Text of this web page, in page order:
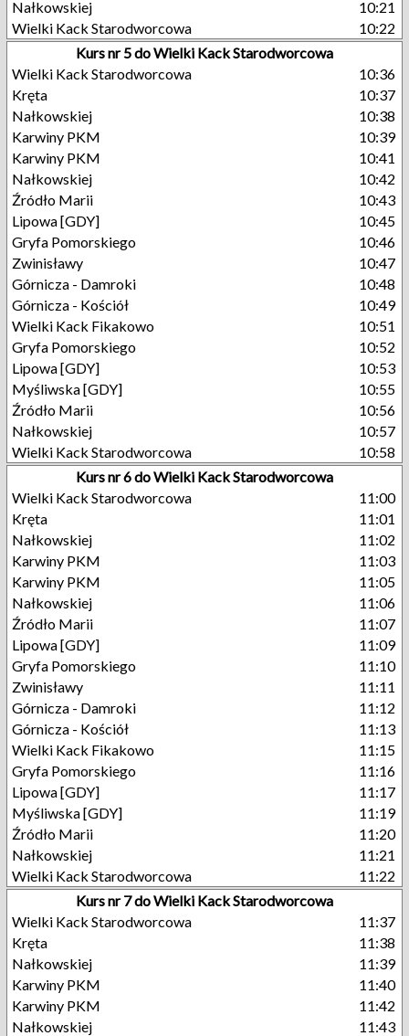
Nałkowskiej
10:21
Wielki Kack Starodworcowa
10:22
Kurs nr 5 do Wielki Kack Starodworcowa
Wielki Kack Starodworcowa
10:36
Kręta
10:37
Nałkowskiej
10:38
Karwiny PKM
10:39
Karwiny PKM
10:41
Nałkowskiej
10:42
Źródło Marii
10:43
Lipowa [GDY]
10:45
Gryfa Pomorskiego
10:46
Zwinisławy
10:47
Górnicza - Damroki
10:48
Górnicza - Kościół
10:49
Wielki Kack Fikakowo
10:51
Gryfa Pomorskiego
10:52
Lipowa [GDY]
10:53
Myśliwska [GDY]
10:55
Źródło Marii
10:56
Nałkowskiej
10:57
Wielki Kack Starodworcowa
10:58
Kurs nr 6 do Wielki Kack Starodworcowa
Wielki Kack Starodworcowa
11:00
Kręta
11:01
Nałkowskiej
11:02
Karwiny PKM
11:03
Karwiny PKM
11:05
Nałkowskiej
11:06
Źródło Marii
11:07
Lipowa [GDY]
11:09
Gryfa Pomorskiego
11:10
Zwinisławy
11:11
Górnicza - Damroki
11:12
Górnicza - Kościół
11:13
Wielki Kack Fikakowo
11:15
Gryfa Pomorskiego
11:16
Lipowa [GDY]
11:17
Myśliwska [GDY]
11:19
Źródło Marii
11:20
Nałkowskiej
11:21
Wielki Kack Starodworcowa
11:22
Kurs nr 7 do Wielki Kack Starodworcowa
Wielki Kack Starodworcowa
11:37
Kręta
11:38
Nałkowskiej
11:39
Karwiny PKM
11:40
Karwiny PKM
11:42
Nałkowskiej
11:43